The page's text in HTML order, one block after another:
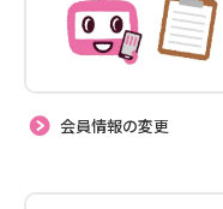
会員情報の変更